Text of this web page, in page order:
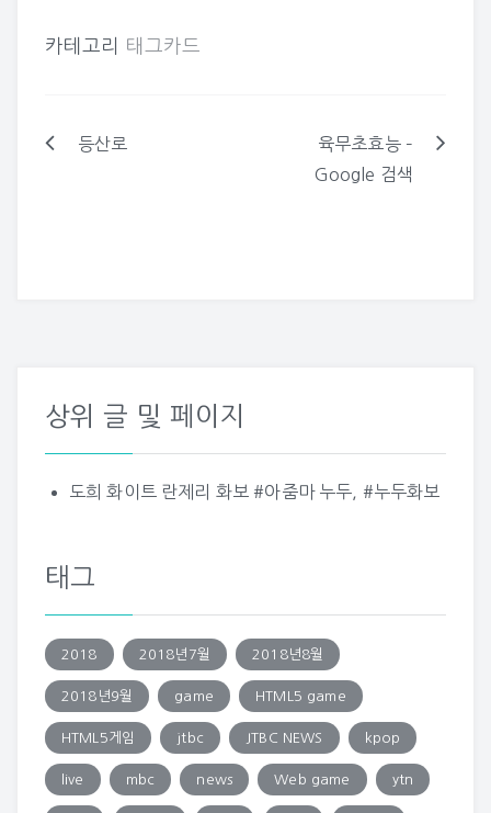
로…
작용 알아볼게요 백년초
형상을 하고 있어서 손바
카테고리 태그카드
글
등산로
육무초효능 –
Google 검색
상위 글 및 페이지
도희 화이트 란제리 화보 #아줌마 누두, #누두화보
태그
2018 2018년7월 2018년8월
2018년9월 game HTML5 game
HTML5게임 jtbc JTBC NEWS kpop
live mbc news Web game ytn